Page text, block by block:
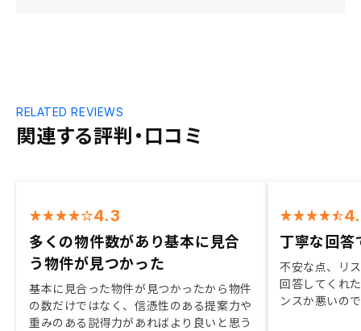
関連する評判・口コミ
RELATED REVIEWS
4.3
多くの物件数があり基本に見合
う物件が見つかった
基本に見合った物件が見つかったから物件
の数だけではなく、信憑性のある提案力や
重みのある説得力があればより良いと思う
丁寧な回答
不安な点、リ
回答してくれ
ンスか悪いの